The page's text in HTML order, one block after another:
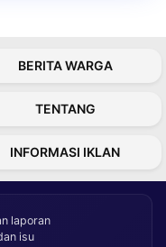
BERITA WARGA
TENTANG
INFORMASI IKLAN
laporan
isu